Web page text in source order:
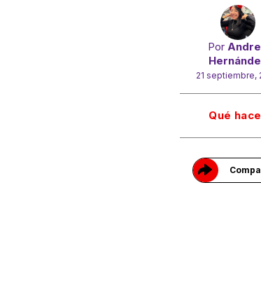
Por
21 septiembre,
Qué